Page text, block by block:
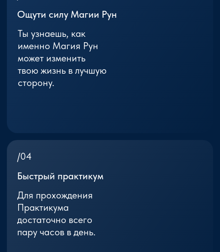
разработана так,
можно было сразу
применить в жизни.
куда двигаться дальше
вековые знания.
Бесплатные уроки для тех, кто верит
в магию и желает ей обучиться